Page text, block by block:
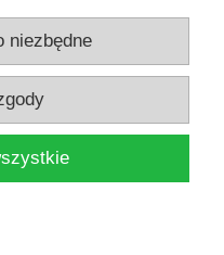
niezbędne